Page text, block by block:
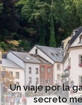
Un viaje por la
secreto